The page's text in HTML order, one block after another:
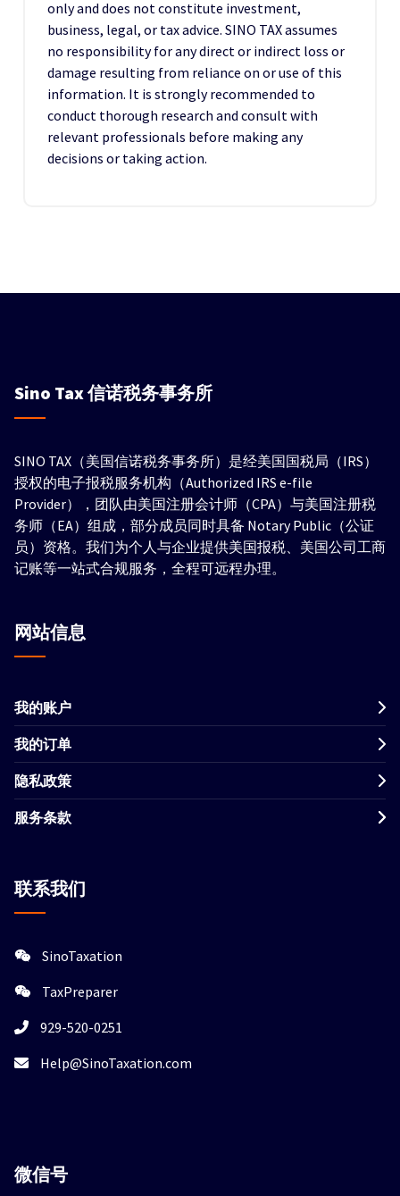
only and does not constitute investment,
business, legal, or tax advice. SINO TAX assumes
no responsibility for any direct or indirect loss or
damage resulting from reliance on or use of this
information. It is strongly recommended to
conduct thorough research and consult with
relevant professionals before making any
decisions or taking action.
Sino Tax信诺税务事务所
SINO TAX（美国信诺税务事务所）是经美国国税局（IRS）
授权的电子报税服务机构（Authorized IRS e-file
Provider），团队由美国注册会计师（CPA）与美国注册税
务师（EA）组成，部分成员同时具备 Notary Public（公证
员）资格。我们为个人与企业提供美国报税、美国公司工商
记账等一站式合规服务，全程可远程办理。
网站信息
我的账户
我的订单
隐私政策
服务条款
联系我们
SinoTaxation
TaxPreparer
929-520-0251
Help@SinoTaxation.com
微信号